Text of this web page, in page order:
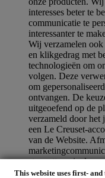
This website uses first-
interesses beter te
communicatie te
interessanter te
Wij verzamelen ook
en klikgedrag met
technologieën om
volgen. Deze
om
ontvangen. De
uitgeoefend op de
verzameld door het
een Le Creuset-
van de Website.
stopzetten via de
weergegeven (om u